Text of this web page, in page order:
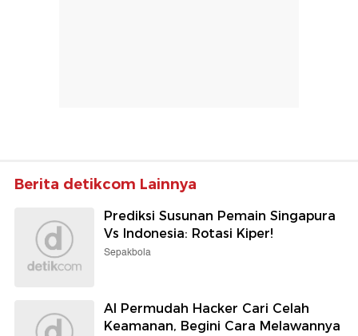
Berita detikcom Lainnya
Prediksi Susunan Pemain Singapura
Vs Indonesia: Rotasi Kiper!
Sepakbola
AI Permudah Hacker Cari Celah
Keamanan, Begini Cara Melawannya